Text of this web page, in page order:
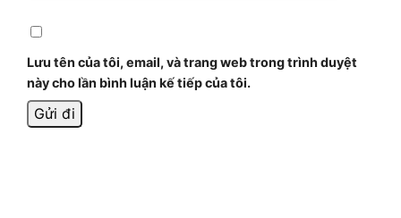
Lưu tên của tôi, email, và trang web trong trình duyệt
này cho lần bình luận kế tiếp của tôi.